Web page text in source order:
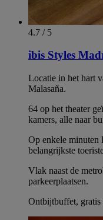
4.7 / 5
ibis Styles
Locatie in het hart
Malasaña.
64 op het theater
kamers, alle naar
Op enkele minuten
belangrijkste
Vlak naast de
parkeerplaatsen.
Ontbijtbuffet, gratis